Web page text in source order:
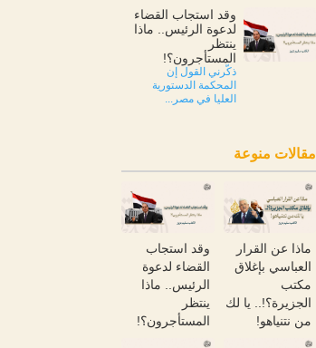
وقد استجاب القضاء
لدعوة الرئيس.. ماذا
ينتظر
المستأجرون؟!
ذكّرني القول إن
المحكمة الدستورية
العليا في مصر...
مقالات منوعة
ماذا عن القرار
العباسي بإغلاق
مكتب
الجزيرة؟!.. يا لك
من نتنياهو!
وقد استجاب
القضاء لدعوة
الرئيس.. ماذا
ينتظر
المستأجرون؟!